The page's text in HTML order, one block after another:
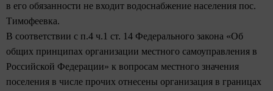
в его обязанности не входит водоснабжение населения пос.
Тимофеевка.
В соответствии с п.4 ч.1 ст. 14 Федерального закона «Об
общих принципах организации местного самоуправления в
Российской Федерации» к вопросам местного значения
поселения в числе прочих отнесены организация в границах